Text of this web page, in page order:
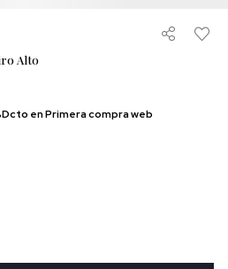
Alto
en Primera compra web